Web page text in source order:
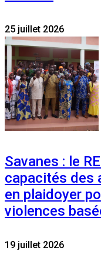
25 juillet 2026
Savanes : le
capacités des
en plaidoyer
violences
19 juillet 2026